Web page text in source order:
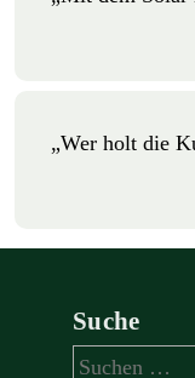
„Wer holt die
Suche
Suchen